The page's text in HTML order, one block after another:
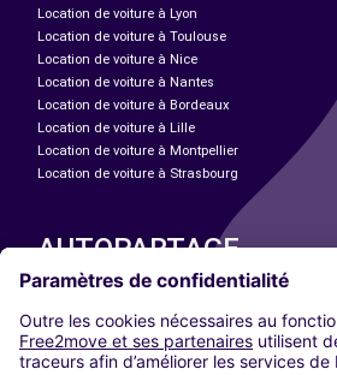
Location de voiture à Lyon
Location de voiture à Toulouse
Location de voiture à Nice
Location de voiture à Nantes
Location de voiture à Bordeaux
Location de voiture à Lille
Location de voiture à Montpellier
Location de voiture à Strasbourg
AUTOPARTAGE
Paris
Madrid
Washington DC